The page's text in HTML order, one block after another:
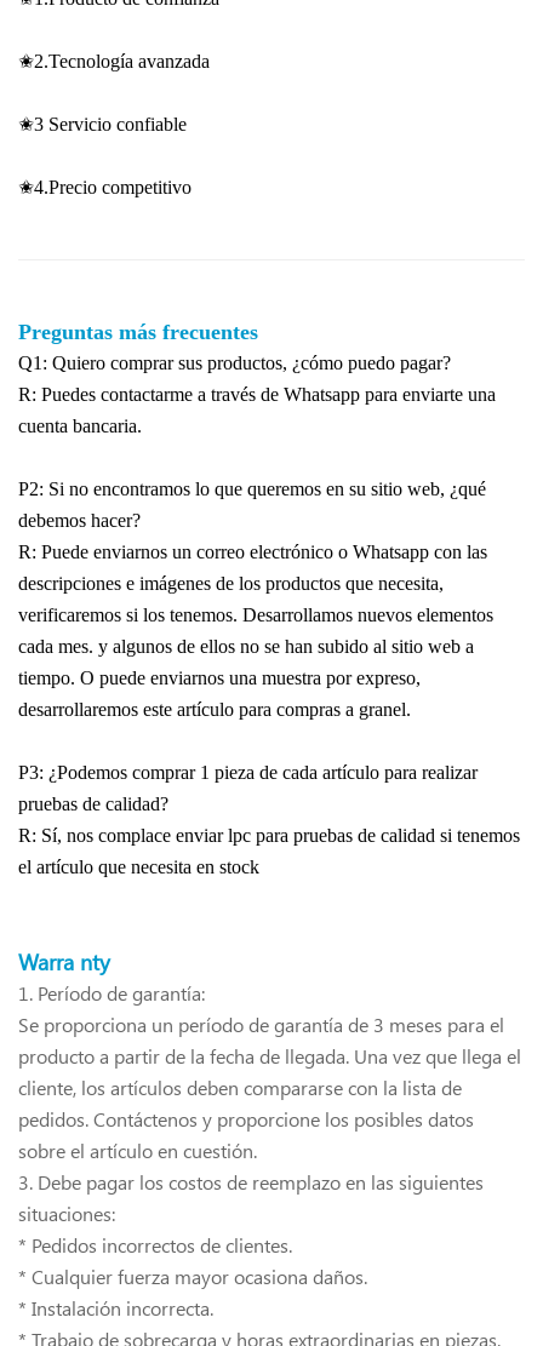
✬2.Tecnología avanzada
✬3 Servicio confiable
✬4.Precio competitivo
Preguntas más frecuentes
Q1: Quiero comprar sus productos, ¿cómo puedo pagar?
R: Puedes contactarme a través de Whatsapp para enviarte una
cuenta bancaria.
P2: Si no encontramos lo que queremos en su sitio web, ¿qué
debemos hacer?
R: Puede enviarnos un correo electrónico o Whatsapp con las
descripciones e imágenes de los productos que necesita,
verificaremos si los tenemos. Desarrollamos nuevos elementos
cada mes. y algunos de ellos no se han subido al sitio web a
tiempo. O puede enviarnos una muestra por expreso,
desarrollaremos este artículo para compras a granel.
P3: ¿Podemos comprar 1 pieza de cada artículo para realizar
pruebas de calidad?
R: Sí, nos complace enviar lpc para pruebas de calidad si tenemos
el artículo que necesita en stock
Warra nty
1. Período de garantía:
Se proporciona un período de garantía de 3 meses para el
producto a partir de la fecha de llegada. Una vez que llega el
cliente, los artículos deben compararse con la lista de
pedidos. Contáctenos y proporcione los posibles datos
sobre el artículo en cuestión.
3. Debe pagar los costos de reemplazo en las siguientes
situaciones:
* Pedidos incorrectos de clientes.
* Cualquier fuerza mayor ocasiona daños.
* Instalación incorrecta.
* Trabajo de sobrecarga y horas extraordinarias en piezas.